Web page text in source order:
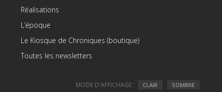
Réalisations
L’époque
Le Kiosque de Chroniques (boutique)
Toutes les newsletters
MODE D'AFFICHAGE : CLAIR SOMBRE